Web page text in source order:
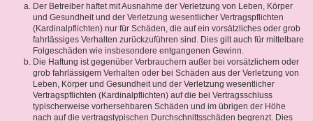
Der Betreiber haftet mit Ausnahme der Verletzung von Leben, Körper
und Gesundheit und der Verletzung wesentlicher Vertragspflichten
(Kardinalpflichten) nur für Schäden, die auf ein vorsätzliches oder grob
fahrlässiges Verhalten zurückzuführen sind. Dies gilt auch für mittelbare
Folgeschäden wie insbesondere entgangenen Gewinn.
Die Haftung ist gegenüber Verbrauchern außer bei vorsätzlichem oder
grob fahrlässigem Verhalten oder bei Schäden aus der Verletzung von
Leben, Körper und Gesundheit und der Verletzung wesentlicher
Vertragspflichten (Kardinalpflichten) auf die bei Vertragsschluss
typischerweise vorhersehbaren Schäden und im übrigen der Höhe
nach auf die vertragstypischen Durchschnittsschäden begrenzt. Dies